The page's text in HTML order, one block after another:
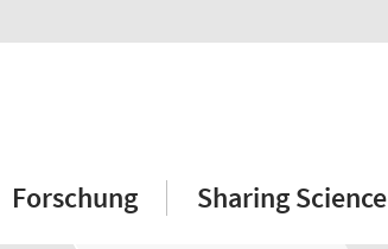
Forschung Sharing Science